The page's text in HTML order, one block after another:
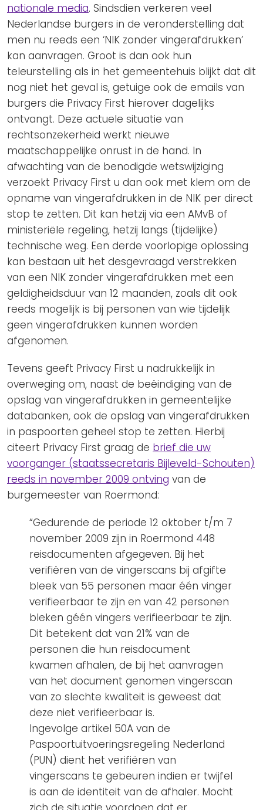
nationale media. Sindsdien verkeren veel
Nederlandse burgers in de veronderstelling dat
men nu reeds een ‘NIK zonder vingerafdrukken’
kan aanvragen. Groot is dan ook hun
teleurstelling als in het gemeentehuis blijkt dat dit
nog niet het geval is, getuige ook de emails van
burgers die Privacy First hierover dagelijks
ontvangt. Deze actuele situatie van
rechtsonzekerheid werkt nieuwe
maatschappelijke onrust in de hand. In
afwachting van de benodigde wetswijziging
verzoekt Privacy First u dan ook met klem om de
opname van vingerafdrukken in de NIK per direct
stop te zetten. Dit kan hetzij via een AMvB of
ministeriële regeling, hetzij langs (tijdelijke)
technische weg. Een derde voorlopige oplossing
kan bestaan uit het desgevraagd verstrekken
van een NIK zonder vingerafdrukken met een
geldigheidsduur van 12 maanden, zoals dit ook
reeds mogelijk is bij personen van wie tijdelijk
geen vingerafdrukken kunnen worden
afgenomen.
Tevens geeft Privacy First u nadrukkelijk in
overweging om, naast de beëindiging van de
opslag van vingerafdrukken in gemeentelijke
databanken, ook de opslag van vingerafdrukken
in paspoorten geheel stop te zetten. Hierbij
citeert Privacy First graag de brief die uw
voorganger (staatssecretaris Bijleveld-Schouten)
reeds in november 2009 ontving van de
burgemeester van Roermond:
“Gedurende de periode 12 oktober t/m 7
november 2009 zijn in Roermond 448
reisdocumenten afgegeven. Bij het
verifiëren van de vingerscans bij afgifte
bleek van 55 personen maar één vinger
verifieerbaar te zijn en van 42 personen
bleken géén vingers verifieerbaar te zijn.
Dit betekent dat van 21% van de
personen die hun reisdocument
kwamen afhalen, de bij het aanvragen
van het document genomen vingerscan
van zo slechte kwaliteit is geweest dat
deze niet verifieerbaar is.
Ingevolge artikel 50A van de
Paspoortuitvoeringsregeling Nederland
(PUN) dient het verifiëren van
vingerscans te gebeuren indien er twijfel
is aan de identiteit van de afhaler. Mocht